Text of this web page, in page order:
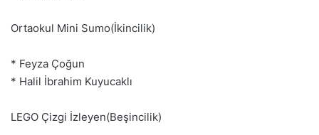
Ortaokul Mini Sumo(İkincilik)
* Feyza Çoğun
* Halil İbrahim Kuyucaklı
LEGO Çizgi İzleyen(Beşincilik)